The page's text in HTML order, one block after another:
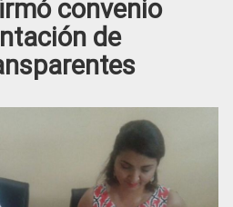
convenio
de